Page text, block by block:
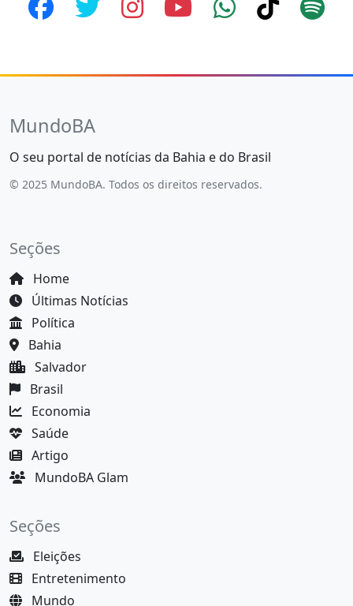
MundoBA
O seu portal de notícias da Bahia e do Brasil
© 2025 MundoBA. Todos os direitos reservados.
Seções
Home
Últimas Notícias
Política
Bahia
Salvador
Brasil
Economia
Saúde
Artigo
MundoBA Glam
Seções
Eleições
Entretenimento
Mundo